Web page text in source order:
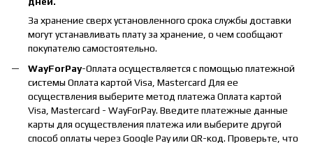
За хранение сверх установленного срока службы доставки
могут устанавливать плату за хранение, о чем сообщают
покупателю самостоятельно.
WayForPay-Оплата осуществляется с помощью платежной
системы Оплата картой Visa, Mastercard Для ее
осуществления выберите метод платежа Оплата картой
Visa, Mastercard - WayForPay. Введите платежные данные
карты для осуществления платежа или выберите другой
способ оплаты через Google Pay или QR-код. Проверьте, что